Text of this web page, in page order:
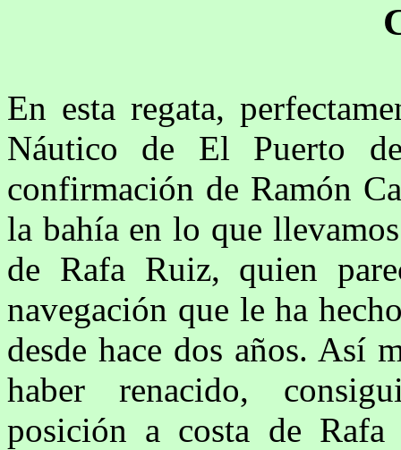
En esta regata,
Náutico de El Puerto
confirmación de Ramón
la bahía en lo que
de Rafa Ruiz, quien
navegación que le ha
desde hace dos años. Así
haber renacido,
posición a costa de